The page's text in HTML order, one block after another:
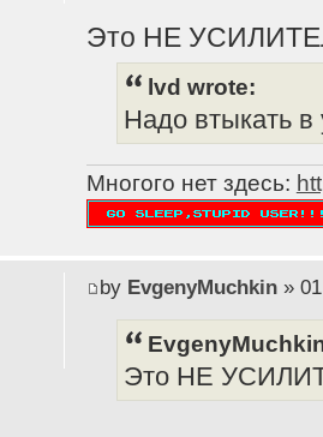
Это НЕ
lvd wrote:
Надо втыкать в
Многого нет здесь:
by EvgenyMuchkin» 01
Это НЕ